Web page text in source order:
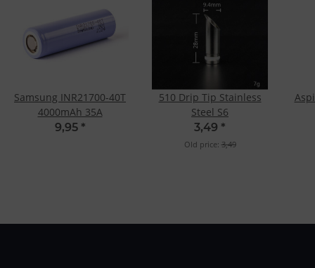
Samsung INR21700-40T
4000mAh 35A
9,95 *
510 Drip Tip Stainless
Steel S6
3,49 *
Old price: 3,49